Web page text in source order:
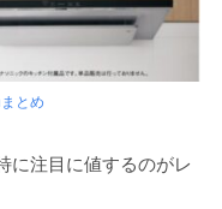
とめ
に注目に値するのがレ